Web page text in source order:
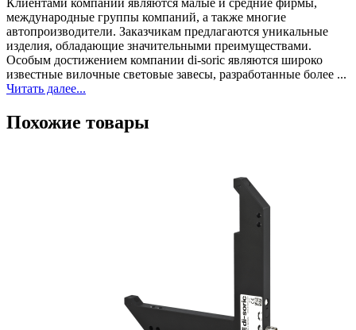
Клиентами компании являются малые и средние фирмы,
международные группы компаний, а также многие
автопроизводители. Заказчикам предлагаются уникальные
изделия, обладающие значительными преимуществами.
Особым достижением компании di-soric являются широко
известные вилочные световые завесы, разработанные более ...
Читать далее...
Похожие товары